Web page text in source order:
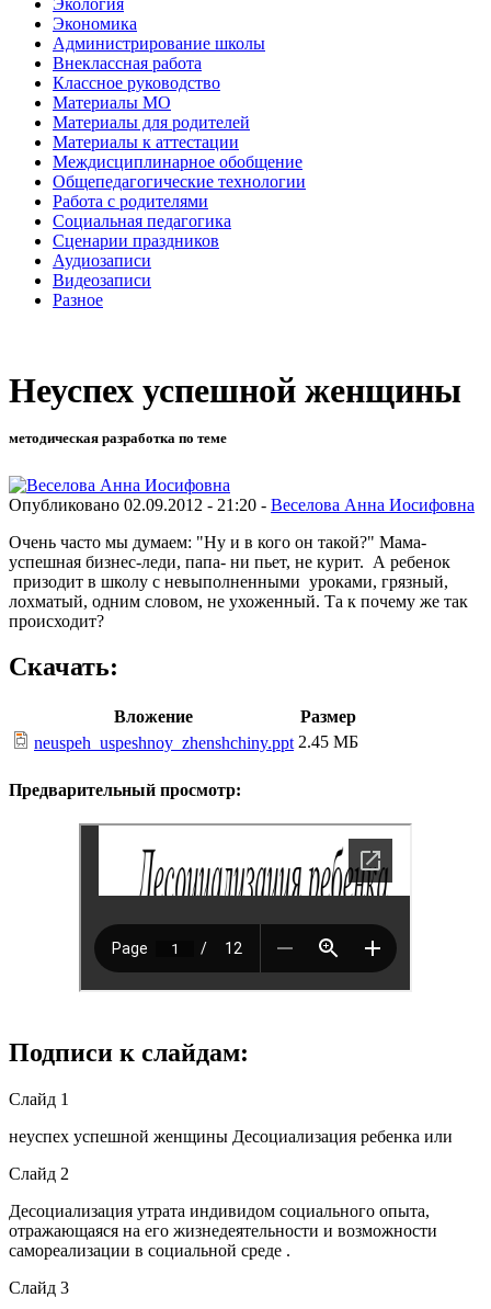
Экономика
Администрирование школы
Внеклассная работа
Классное руководство
Материалы МО
Материалы для родителей
Материалы к аттестации
Междисциплинарное обобщение
Общепедагогические технологии
Работа с родителями
Социальная педагогика
Сценарии праздников
Аудиозаписи
Видеозаписи
Разное
Неуспех успешной женщины
методическая разработка по теме
Опубликовано 02.09.2012 - 21:20 - Веселова Анна Иосифовна
Очень часто мы думаем: "Ну и в кого он такой?" Мама-
успешная бизнес-леди, папа- ни пьет, не курит. А ребенок
призодит в школу с невыполненными уроками, грязный,
лохматый, одним словом, не ухоженный. Та к почему же так
происходит?
Скачать:
Вложение
Размер
neuspeh_uspeshnoy_zhenshchiny.ppt 2.45 МБ
Предварительный просмотр:
Подписи к слайдам:
Слайд 1
неуспех успешной женщины Десоциализация ребенка или
Слайд 2
Десоциализация утрата индивидом социального опыта,
отражающаяся на его жизнедеятельности и возможности
самореализации в социальной среде .
Слайд 3